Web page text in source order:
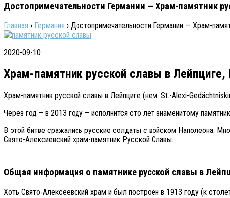
Достопримечательности Германии — Храм-памятник
Главная › Германия › Достопримечательности Германии — Храм-
2020-09-10
Храм-памятник русской славы в Лейпциге,
Храм-памятник русской славы в Лейпциге (нем. St.-Alexi-
Через год – в 2013 году – исполнится сто лет знаменитому
В этой битве сражались русские солдаты с войском Наполеона.
Свято-Алексиевский храм-памятник Русской Славы.
Общая информация о памятнике русской славы в
Хоть Свято-Алексеевский храм и был построен в 1913 году (к